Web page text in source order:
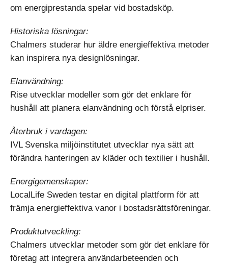
om energiprestanda spelar vid bostadsköp.
Historiska lösningar:
Chalmers studerar hur äldre energieffektiva metoder
kan inspirera nya designlösningar.
Elanvändning:
Rise utvecklar modeller som gör det enklare för
hushåll att planera elanvändning och förstå elpriser.
Återbruk i vardagen:
IVL Svenska miljöinstitutet utvecklar nya sätt att
förändra hanteringen av kläder och textilier i hushåll.
Energigemenskaper:
LocalLife Sweden testar en digital plattform för att
främja energieffektiva vanor i bostadsrättsföreningar.
Produktutveckling:
Chalmers utvecklar metoder som gör det enklare för
företag att integrera användarbeteenden och